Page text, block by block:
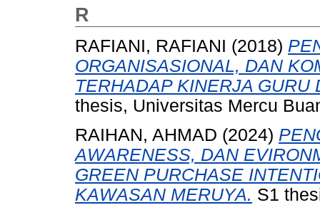
R
RAFIANI, RAFIANI (2018)
ORGANISASIONAL, DAN
TERHADAP KINERJA GURU
thesis, Universitas Mercu
RAIHAN, AHMAD (2024)
AWARENESS, DAN
GREEN PURCHASE
KAWASAN MERUYA. S1